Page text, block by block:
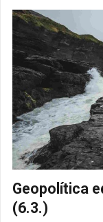
Geopolítica
(6.3.)